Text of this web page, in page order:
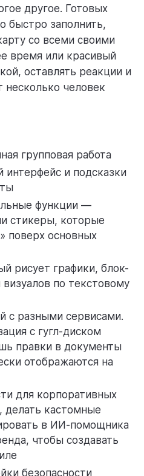
другое. Готовых
быстро заполнить,
со всеми своими
время или красивый
оставлять реакции и
несколько человек
групповая работа
интерфейс и подсказки
функции —
стикеры, которые
поверх основных
рисует графики, блок-
по текстовому
с разными сервисами.
с гугл-диском
правки в документы
отображаются на
для корпоративных
делать кастомные
в ИИ-помощника
чтобы создавать
безопасности